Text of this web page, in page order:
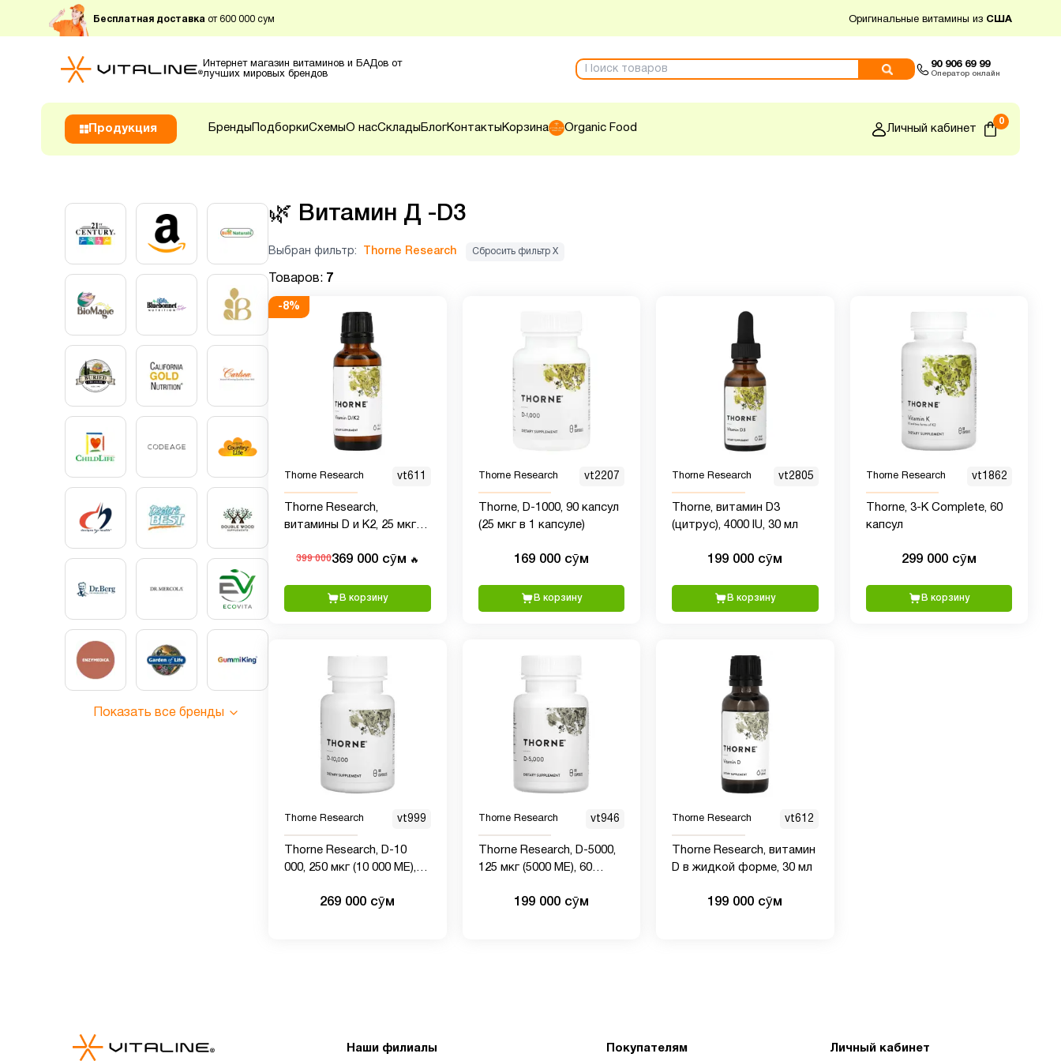
Бесплатная доставка от 600 000 сум Оригинальные витамины из США
Интернет магазин витаминов и БАДов от
лучших мировых брендов
90 906 69 99
Оператор онлайн
Продукция Бренды ПодборкиСхемыО насСклады БлогКонтакты Корзина Organic Food Личный кабинет
0
Показать все бренды
🌿 Витамин Д -D3
Выбран фильтр: Thorne Research Сбросить фильтр Х
Товаров: 7
-8%
Thorne Research vt611
Thorne Research,
витамины D и K2, 25 мкг
399 000369 000 сӯм 🔥
В корзину
Thorne Research vt2207
Thorne, D-1000, 90 капсул
(25 мкг в 1 капсуле)
169 000 сӯм
В корзину
Thorne Research vt2805
Thorne, витамин D3
(цитрус), 4000 IU, 30 мл
199 000 сӯм
В корзину
Thorne Research vt1862
Thorne, 3-K Complete, 60
капсул
299 000 сӯм
В корзину
Thorne Research vt999
Thorne Research, D-10
000, 250 мкг (10 000 МЕ),
269 000 сӯм
Thorne Research vt946
Thorne Research, D-5000,
125 мкг (5000 МЕ), 60
199 000 сӯм
Thorne Research vt612
Thorne Research, витамин
D в жидкой форме, 30 мл
199 000 сӯм
Наши филиалы Покупателям Личный кабинет